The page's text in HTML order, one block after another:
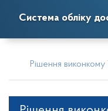
Система обліку
Рішення виконкому